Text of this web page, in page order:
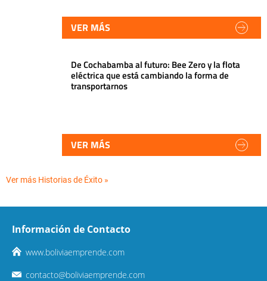
VER MÁS
De Cochabamba al futuro: Bee Zero y la flota
eléctrica que está cambiando la forma de
transportarnos
VER MÁS
Ver más Historias de Éxito »
Información de Contacto
www.boliviaemprende.com
contacto@boliviaemprende.com